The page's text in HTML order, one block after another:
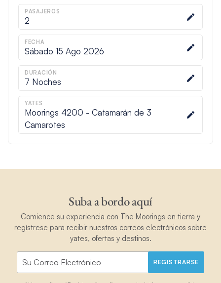
PASAJEROS
2
FECHA
Sábado 15 Ago 2026
DURACIÓN
7 Noches
YATES
Moorings 4200 - Catamarán de 3
Camarotes
Suba a bordo aquí
Comience su experiencia con The Moorings en tierra y
regístrese para recibir nuestros correos electrónicos sobre
yates, ofertas y destinos.
REGISTRARSE